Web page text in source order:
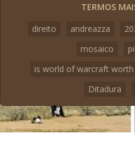
TERMOS
direito
andreazza
mosaico
is world of warcraft
Ditadura